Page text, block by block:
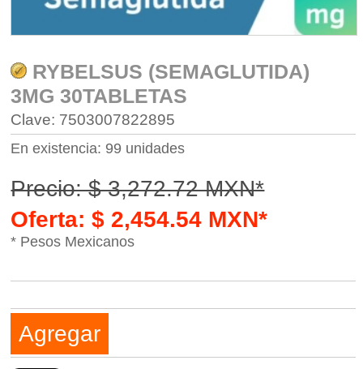
RYBELSUS (SEMAGLUTIDA)
3MG 30TABLETAS
Clave: 7503007822895
En existencia: 99 unidades
Precio: $ 3,272.72 MXN*
Oferta: $ 2,454.54 MXN*
* Pesos Mexicanos
Agregar